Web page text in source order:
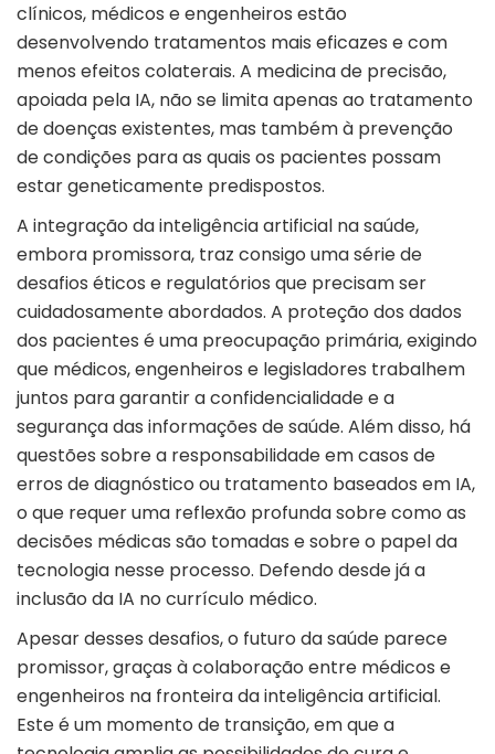
clínicos, médicos e engenheiros estão
desenvolvendo tratamentos mais eficazes e com
menos efeitos colaterais. A medicina de precisão,
apoiada pela IA, não se limita apenas ao tratamento
de doenças existentes, mas também à prevenção
de condições para as quais os pacientes possam
estar geneticamente predispostos.
A integração da inteligência artificial na saúde,
embora promissora, traz consigo uma série de
desafios éticos e regulatórios que precisam ser
cuidadosamente abordados. A proteção dos dados
dos pacientes é uma preocupação primária, exigindo
que médicos, engenheiros e legisladores trabalhem
juntos para garantir a confidencialidade e a
segurança das informações de saúde. Além disso, há
questões sobre a responsabilidade em casos de
erros de diagnóstico ou tratamento baseados em IA,
o que requer uma reflexão profunda sobre como as
decisões médicas são tomadas e sobre o papel da
tecnologia nesse processo. Defendo desde já a
inclusão da IA no currículo médico.
Apesar desses desafios, o futuro da saúde parece
promissor, graças à colaboração entre médicos e
engenheiros na fronteira da inteligência artificial.
Este é um momento de transição, em que a